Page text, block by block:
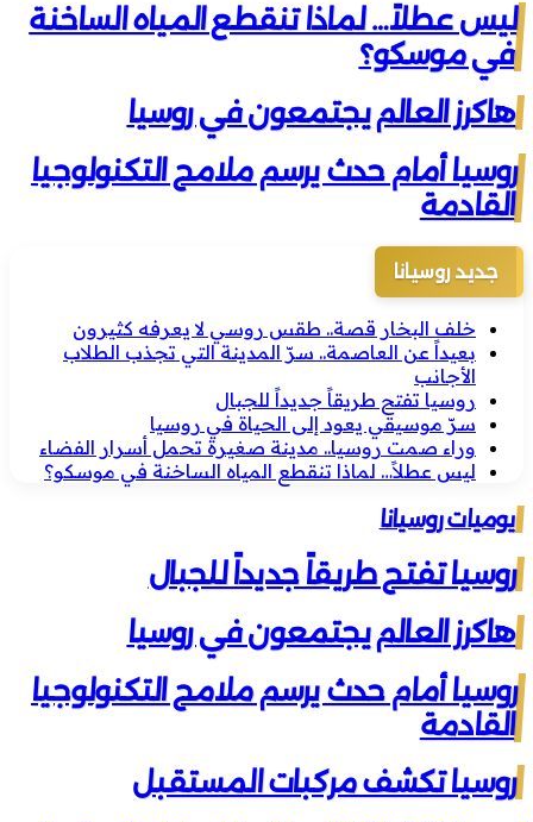
ليس عطلاً… لماذا تنقطع المياه الساخنة
في موسكو؟
هاكرز العالم يجتمعون في روسيا
روسيا أمام حدث يرسم ملامح التكنولوجيا
القادمة
جديد روسيانا
خلف البخار قصة.. طقس روسي لا يعرفه كثيرون
بعيداً عن العاصمة.. سرّ المدينة التي تجذب الطلاب
الأجانب
روسيا تفتح طريقاً جديداً للجبال
سرّ موسيقي يعود إلى الحياة في روسيا
وراء صمت روسيا.. مدينة صغيرة تحمل أسرار الفضاء
ليس عطلاً… لماذا تنقطع المياه الساخنة في موسكو؟
يوميات روسيانا
روسيا تفتح طريقاً جديداً للجبال
هاكرز العالم يجتمعون في روسيا
روسيا أمام حدث يرسم ملامح التكنولوجيا
القادمة
روسيا تكشف مركبات المستقبل